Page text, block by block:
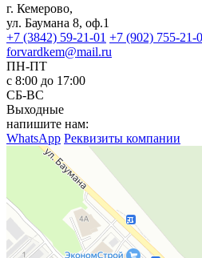
г. Кемерово,
ул. Баумана 8, оф.1
+7 (3842) 59-21-01 +7 (902) 755-21-
forvardkem@mail.ru
ПН-ПТ
с 8:00 до 17:00
СБ-ВС
Выходные
напишите нам:
WhatsApp Реквизиты компании